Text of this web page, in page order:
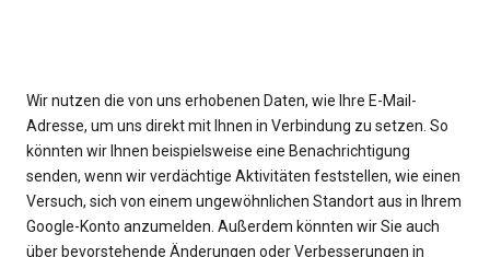
Wir nutzen die von uns erhobenen Daten, wie Ihre E-Mail-
Adresse, um uns direkt mit Ihnen in Verbindung zu setzen. So
könnten wir Ihnen beispielsweise eine Benachrichtigung
senden, wenn wir verdächtige Aktivitäten feststellen, wie einen
Versuch, sich von einem ungewöhnlichen Standort aus in Ihrem
Google-Konto anzumelden. Außerdem könnten wir Sie auch
über bevorstehende Änderungen oder Verbesserungen in